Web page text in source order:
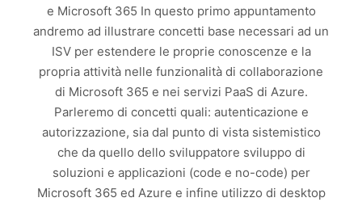
e Microsoft 365 In questo primo appuntamento
andremo ad illustrare concetti base necessari ad un
ISV per estendere le proprie conoscenze e la
propria attività nelle funzionalità di collaborazione
di Microsoft 365 e nei servizi PaaS di Azure.
Parleremo di concetti quali: autenticazione e
autorizzazione, sia dal punto di vista sistemistico
che da quello dello sviluppatore sviluppo di
soluzioni e applicazioni (code e no-code) per
Microsoft 365 ed Azure e infine utilizzo di desktop